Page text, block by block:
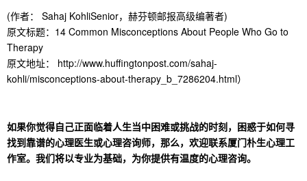
(作者： Sahaj KohliSenior，赫芬顿邮报高级编著者)
原文标题：14 Common Misconceptions About People Who Go to
Therapy
原文地址： http://www.huffingtonpost.com/sahaj-
kohli/misconceptions-about-therapy_b_7286204.html）
如果你觉得自己正面临着人生当中困难或挑战的时刻，困惑于如何寻
找到靠谱的心理医生或心理咨询师，那么，欢迎联系厦门朴生心理工
作室。我们将以专业为基础，为你提供有温度的心理咨询。